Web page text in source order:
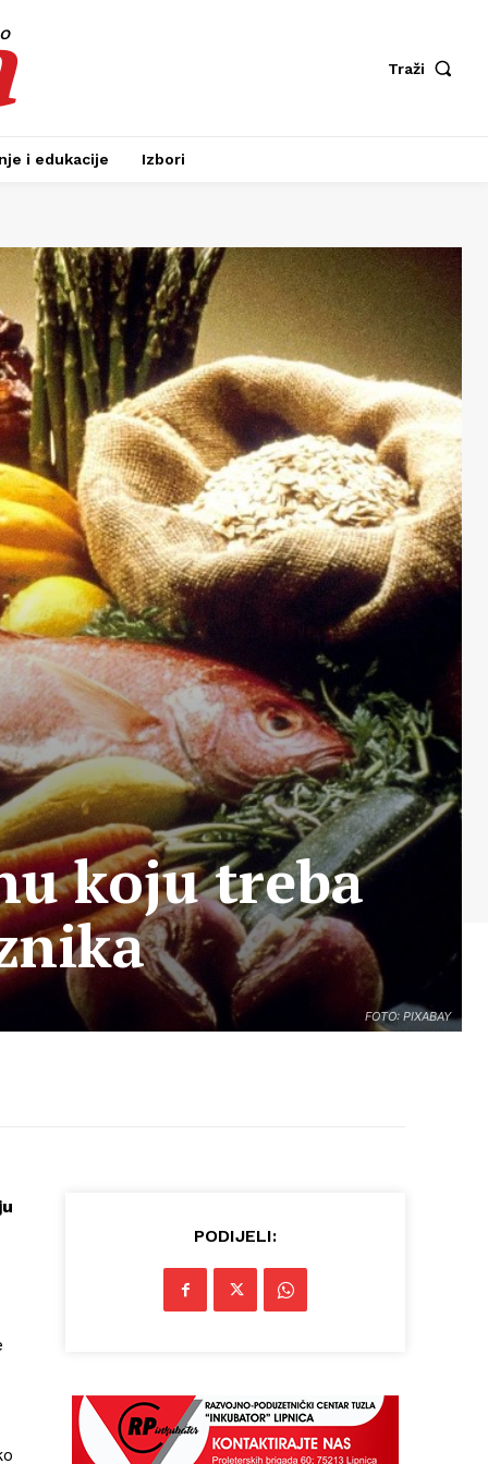
Traži
i edukacije Izbori
FOTO: PIXABAY
koju treba
PODIJELI: